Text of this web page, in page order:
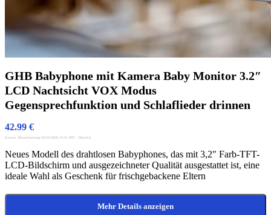
GHB Babyphone mit Kamera Baby Monitor 3.2″
LCD Nachtsicht VOX Modus
Gegensprechfunktion und Schlaflieder drinnen
42.99 €
(Letzte Aktualisierung 04/23/2026 13:51 PST - Details)
Neues Modell des drahtlosen Babyphones, das mit 3,2″ Farb-TFT-
LCD-Bildschirm und ausgezeichneter Qualität ausgestattet ist, eine
ideale Wahl als Geschenk für frischgebackene Eltern
Mehr Details anzeigen